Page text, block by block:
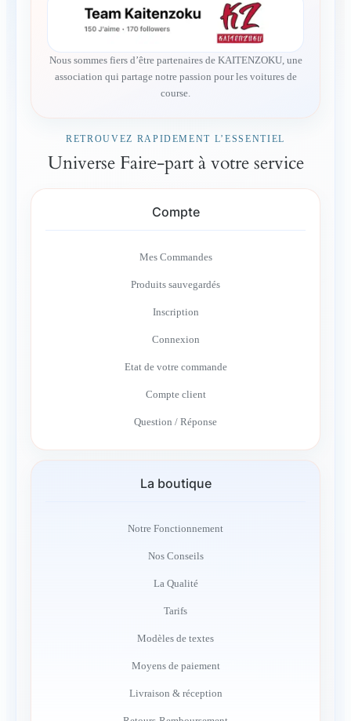
Nous sommes fiers d’être partenaires de KAITENZOKU, une
association qui partage notre passion pour les voitures de
course.
RETROUVEZ RAPIDEMENT L’ESSENTIEL
Universe Faire-part à votre service
Compte
Mes Commandes
Produits sauvegardés
Inscription
Connexion
Etat de votre commande
Compte client
Question / Réponse
La boutique
Notre Fonctionnement
Nos Conseils
La Qualité
Tarifs
Modèles de textes
Moyens de paiement
Livraison & réception